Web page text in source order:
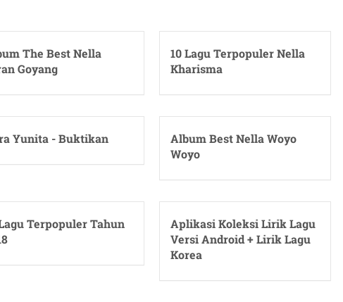
The Best Nella
Goyang
10 Lagu Terpopuler Nella
Kharisma
Yunita - Buktikan
Album Best Nella Woyo
Woyo
Terpopuler Tahun
Aplikasi Koleksi Lirik Lagu
Versi Android + Lirik Lagu
Korea